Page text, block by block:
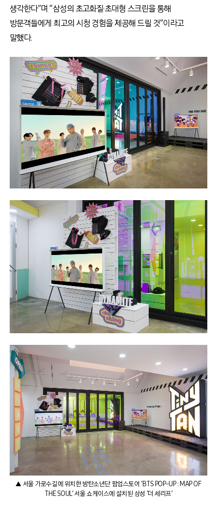
생각한다”며 “삼성의 초고화질·초대형 스크린을 통해
방문객들에게 최고의 시청 경험을 제공해 드릴 것”이라고
말했다.
▲ 서울 가로수길에 위치한 방탄소년단 팝업스토어 ‘BTS POP-UP : MAP OF
THE SOUL’ 서울 쇼케이스에 설치된 삼성 ‘더 세리프’